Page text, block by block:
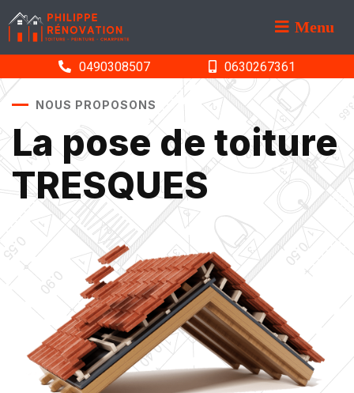
Menu
0490308507 0630267361
NOUS PROPOSONS
La pose de toiture
TRESQUES